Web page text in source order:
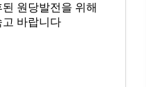
원당발전을 위해
고 바랍니다